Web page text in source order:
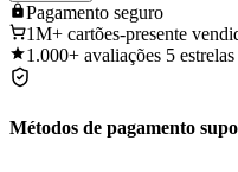
Pagamento seguro
1M+ cartões-presente
1.000+ avaliações 5 estrelas
Métodos de pagamento